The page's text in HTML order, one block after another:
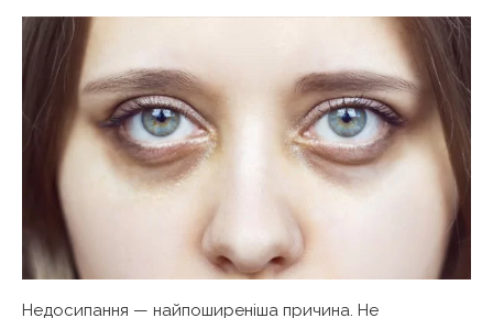
Недосипання — найпоширеніша причина. Не